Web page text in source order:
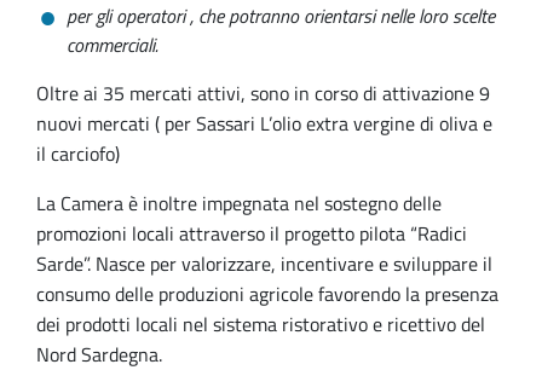
per gli operatori, che potranno orientarsi nelle loro scelte
commerciali.
Oltre ai 35 mercati attivi, sono in corso di attivazione 9
nuovi mercati ( per Sassari L’olio extra vergine di oliva e
il carciofo)
La Camera è inoltre impegnata nel sostegno delle
promozioni locali attraverso il progetto pilota “Radici
Sarde”. Nasce per valorizzare, incentivare e sviluppare il
consumo delle produzioni agricole favorendo la presenza
dei prodotti locali nel sistema ristorativo e ricettivo del
Nord Sardegna.